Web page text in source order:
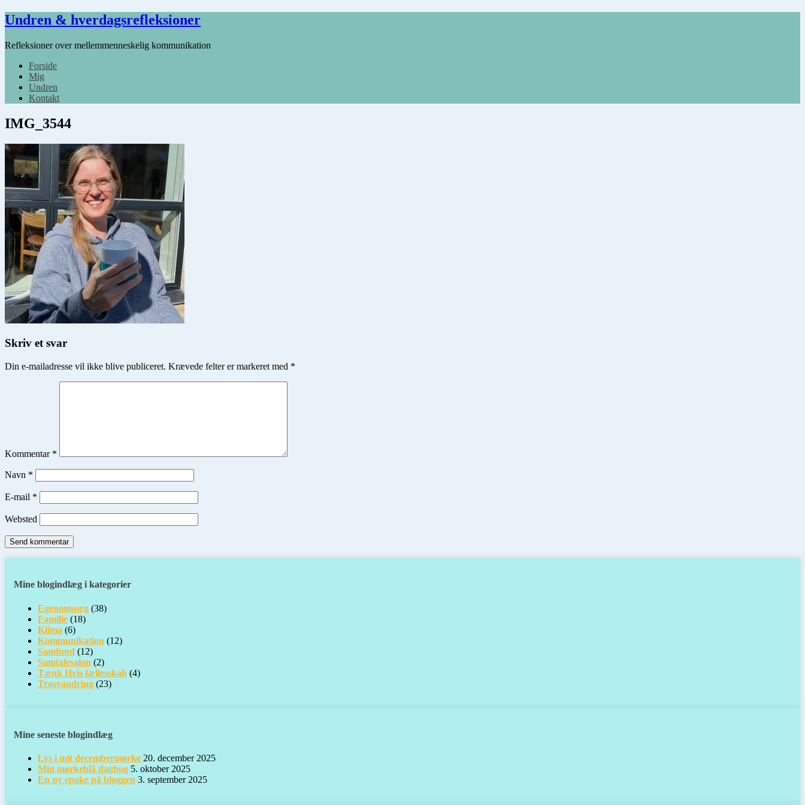
Undren & hverdagsrefleksioner
Refleksioner over mellemmenneskelig kommunikation
Forside
Mig
Undren
Kontakt
IMG_3544
Skriv et svar
Din e-mailadresse vil ikke blive publiceret. Krævede felter er markeret med *
Kommentar *
Navn *
E-mail *
Websted
Mine blogindlæg i kategorier
Egenomsorg (38)
Familie (18)
Klima (6)
Kommunikation (12)
Samfund (12)
Samtalesalon (2)
Tænk Hvis fællesskab (4)
Trosvandring (23)
Mine seneste blogindlæg
Lys i mit decembermørke 20. december 2025
Min mørkeblå dagbog 5. oktober 2025
En ny epoke på bloggen 3. september 2025